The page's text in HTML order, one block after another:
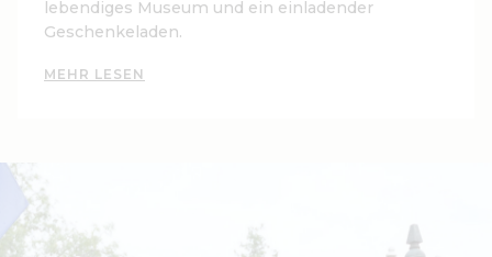
lebendiges Museum und ein einladender
Geschenkeladen.
MEHR LESEN